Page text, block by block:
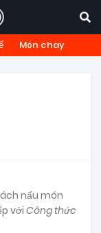
Món chay
nấu món
với Công thức